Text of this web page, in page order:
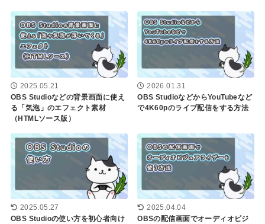
2025.05.21
OBS Studioなどの背景画面に使え
る「気泡」のエフェクト素材
（HTMLソース版）
2026.01.31
OBS StudioなどからYouTubeなど
で4K60pのライブ配信をする方法
2025.05.27
OBS Studioの使い方を初心者向け
2025.04.04
OBSの配信画面でオーディオビジ